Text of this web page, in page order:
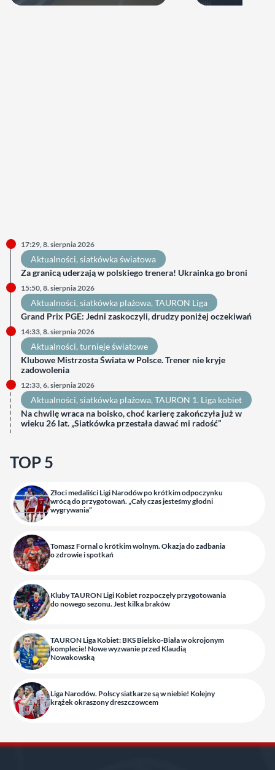
17:29, 8. sierpnia 2026
Aktualności, siatkówka światowa
Za granicą uderzają w polskiego trenera! Ukrainka go broni
15:50, 8. sierpnia 2026
Aktualności, siatkówka plażowa, TAURON Liga
Grand Prix PGE: Jedni zaskoczyli, drudzy poniżej oczekiwań
14:33, 8. sierpnia 2026
Aktualności, turnieje światowe
Klubowe Mistrzosta Świata w Polsce. Trener nie kryje
zadowolenia
12:33, 6. sierpnia 2026
Aktualności, siatkówka plażowa, TAURON 1. Liga kobiet
Na chwilę wraca na boisko, choć karierę zakończyła już w
wieku 26 lat. „Siatkówka przestała dawać mi radość”
TOP 5
Złoci medaliści Ligi Narodów po krótkim odpoczynku
wrócą do przygotowań. „Cały czas jesteśmy głodni
wygrywania”
Tomasz Fornal o krótkim wolnym. Okazja do zadbania
o zdrowie i spotkań
Kluby TAURON Ligi Kobiet rozpoczęły przygotowania
do nowego sezonu. Jest kilka braków
TAURON Liga Kobiet: BKS Bielsko-Biała w okrojonym
komplecie! Nowe wyzwanie przed Klaudią
Nowakowską
Liga Narodów. Polscy siatkarze są w niebie! Kolejny
krążek okraszony dreszczowcem